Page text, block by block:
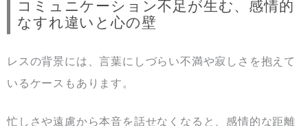
コミュニケーション不足が生む、感情的
なすれ違いと心の壁
レスの背景には、言葉にしづらい不満や寂しさを抱えて
いるケースもあります。
忙しさや遠慮から本音を話せなくなると、感情的な距離